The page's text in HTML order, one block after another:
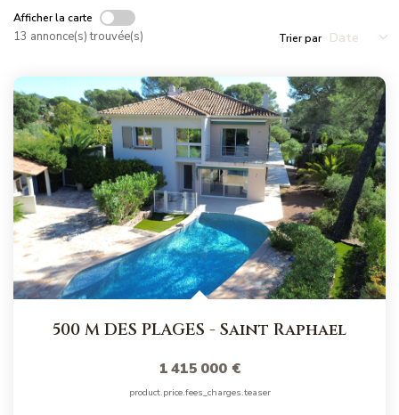
Millésimme Immobilier N°1
Millésimme Immobilier N°3
Millésimme Immobilier N°4
Millésimme Immobilier N°5
Millésimme Immobilier N°6
Millésimme Immobilier N°7
Millésimme Immobilier N°8
Millésimme Immobilier N°9
Millésimme Immobilier N°10
Millésimme Immobilier N°11
Afficher la carte
13 annonce(s) trouvée(s) Trier par
500 M DES PLAGES - Saint Raphael
1 415 000 €
product.price.fees_charges.teaser